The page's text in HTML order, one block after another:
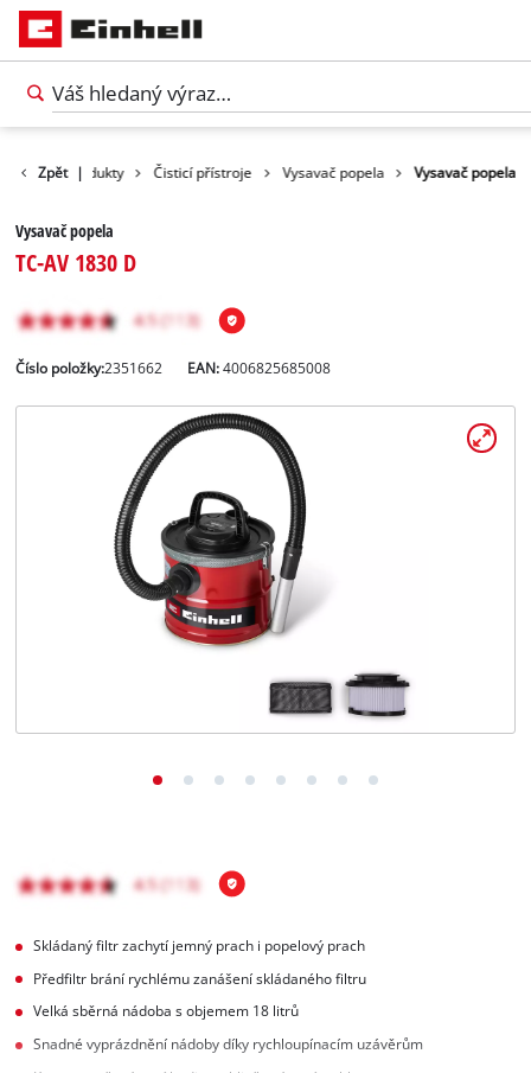
čeština
Zpět |
Produkty Čisticí přístroje Vysavač popela Vysavač popela
Vysavač popela
TC-AV 1830 D
Číslo položky:2351662 EAN:4006825685008
Skládaný filtr zachytí jemný prach i popelový prach
Předfiltr brání rychlému zanášení skládaného filtru
Velká sběrná nádoba s objemem 18 litrů
Snadné vyprázdnění nádoby díky rychloupínacím uzávěrům